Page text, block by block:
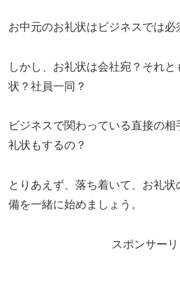
お中元のお礼状はビジネスでは必
しかし、お礼状は会社宛？それ
状？社員一同？
ビジネスで関わっている直接の
礼状もするの？
とりあえず、落ち着いて、お礼
備を一緒に始めましょう。
スポンサーリ